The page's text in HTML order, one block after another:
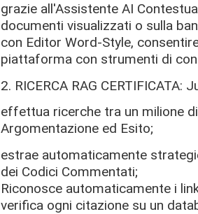
grazie all'Assistente AI
documenti visualizzati o sulla
con Editor Word-Style,
piattaforma con strumenti di
2. RICERCA RAG CERTIFICATA:
effettua ricerche tra un milione
Argomentazione ed Esito;
estrae automaticamente
dei Codici Commentati;
Riconosce automaticamente i
verifica ogni citazione su un